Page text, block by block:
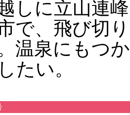
しに立山連
で、飛び切
温泉にもつ
たい。